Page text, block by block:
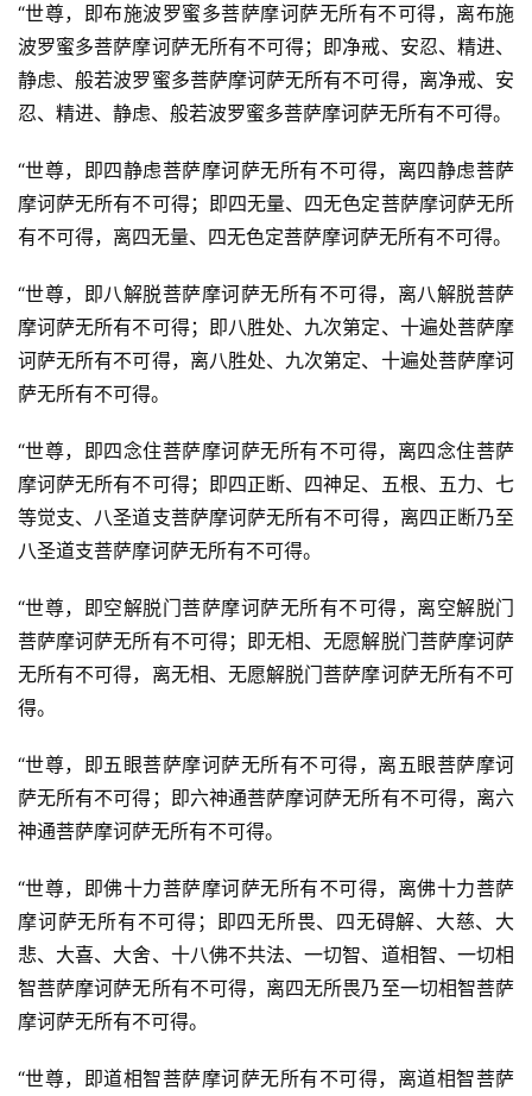
“世尊，即布施波罗蜜多菩萨摩诃萨无所有不可得，离布施
波罗蜜多菩萨摩诃萨无所有不可得；即净戒、安忍、精进、
静虑、般若波罗蜜多菩萨摩诃萨无所有不可得，离净戒、安
忍、精进、静虑、般若波罗蜜多菩萨摩诃萨无所有不可得。
“世尊，即四静虑菩萨摩诃萨无所有不可得，离四静虑菩萨
摩诃萨无所有不可得；即四无量、四无色定菩萨摩诃萨无所
有不可得，离四无量、四无色定菩萨摩诃萨无所有不可得。
“世尊，即八解脱菩萨摩诃萨无所有不可得，离八解脱菩萨
摩诃萨无所有不可得；即八胜处、九次第定、十遍处菩萨摩
诃萨无所有不可得，离八胜处、九次第定、十遍处菩萨摩诃
萨无所有不可得。
“世尊，即四念住菩萨摩诃萨无所有不可得，离四念住菩萨
摩诃萨无所有不可得；即四正断、四神足、五根、五力、七
等觉支、八圣道支菩萨摩诃萨无所有不可得，离四正断乃至
八圣道支菩萨摩诃萨无所有不可得。
“世尊，即空解脱门菩萨摩诃萨无所有不可得，离空解脱门
菩萨摩诃萨无所有不可得；即无相、无愿解脱门菩萨摩诃萨
无所有不可得，离无相、无愿解脱门菩萨摩诃萨无所有不可
得。
“世尊，即五眼菩萨摩诃萨无所有不可得，离五眼菩萨摩诃
萨无所有不可得；即六神通菩萨摩诃萨无所有不可得，离六
神通菩萨摩诃萨无所有不可得。
“世尊，即佛十力菩萨摩诃萨无所有不可得，离佛十力菩萨
摩诃萨无所有不可得；即四无所畏、四无碍解、大慈、大
悲、大喜、大舍、十八佛不共法、一切智、道相智、一切相
智菩萨摩诃萨无所有不可得，离四无所畏乃至一切相智菩萨
摩诃萨无所有不可得。
“世尊，即道相智菩萨摩诃萨无所有不可得，离道相智菩萨